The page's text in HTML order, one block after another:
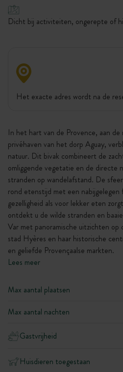
Dicht bij activiteiten, ongerepte of
Het exacte adres wordt na de
In het hart van de Provence, aan
privéhaven van het dorp Aguay,
natuur. Dit bivak combineert de
omliggende vegetatie en de directe
stranden op wandelafstand. De
rond etenstijd met een
gezelligheid als voor lekker eten
ontdekt u de wilde stranden en
Var met panoramische uitzichten
stad Hyères en haar historische
en geliefde Provençaalse markten.
Lees meer
Max aantal plaatsen
Max aantal nachten
Gastvrijheid
Huisdieren toegestaan